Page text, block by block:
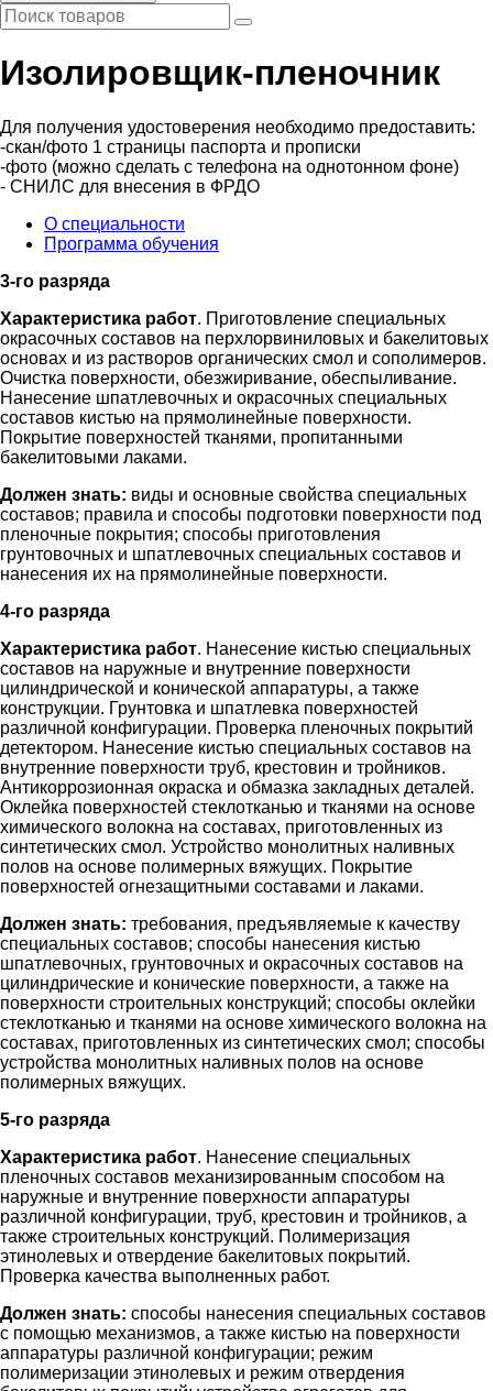
Изолировщик-пленочник
Для получения удостоверения необходимо предоставить:
-скан/фото 1 страницы паспорта и прописки
-фото (можно сделать с телефона на однотонном фоне)
- СНИЛС для внесения в ФРДО
О специальности
Программа обучения
3-го разряда
Характеристика работ. Приготовление специальных
окрасочных составов на перхлорвиниловых и бакелитовых
основах и из растворов органических смол и сополимеров.
Очистка поверхности, обезжиривание, обеспыливание.
Нанесение шпатлевочных и окрасочных специальных
составов кистью на прямолинейные поверхности.
Покрытие поверхностей тканями, пропитанными
бакелитовыми лаками.
Должен знать: виды и основные свойства специальных
составов; правила и способы подготовки поверхности под
пленочные покрытия; способы приготовления
грунтовочных и шпатлевочных специальных составов и
нанесения их на прямолинейные поверхности.
4-го разряда
Характеристика работ. Нанесение кистью специальных
составов на наружные и внутренние поверхности
цилиндрической и конической аппаратуры, а также
конструкции. Грунтовка и шпатлевка поверхностей
различной конфигурации. Проверка пленочных покрытий
детектором. Нанесение кистью специальных составов на
внутренние поверхности труб, крестовин и тройников.
Антикоррозионная окраска и обмазка закладных деталей.
Оклейка поверхностей стеклотканью и тканями на основе
химического волокна на составах, приготовленных из
синтетических смол. Устройство монолитных наливных
полов на основе полимерных вяжущих. Покрытие
поверхностей огнезащитными составами и лаками.
Должен знать: требования, предъявляемые к качеству
специальных составов; способы нанесения кистью
шпатлевочных, грунтовочных и окрасочных составов на
цилиндрические и конические поверхности, а также на
поверхности строительных конструкций; способы оклейки
стеклотканью и тканями на основе химического волокна на
составах, приготовленных из синтетических смол; способы
устройства монолитных наливных полов на основе
полимерных вяжущих.
5-го разряда
Характеристика работ. Нанесение специальных
пленочных составов механизированным способом на
наружные и внутренние поверхности аппаратуры
различной конфигурации, труб, крестовин и тройников, а
также строительных конструкций. Полимеризация
этинолевых и отвердение бакелитовых покрытий.
Проверка качества выполненных работ.
Должен знать: способы нанесения специальных составов
с помощью механизмов, а также кистью на поверхности
аппаратуры различной конфигурации; режим
полимеризации этинолевых и режим отвердения